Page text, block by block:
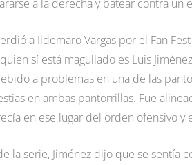
a la derecha y batear contra un
a Ildemaro Vargas por el Fan
sí está magullado es Luis
a problemas en una de las
en ambas pantorrillas. Fue
en ese lugar del orden ofensivo
la serie, Jiménez dijo que se sentía